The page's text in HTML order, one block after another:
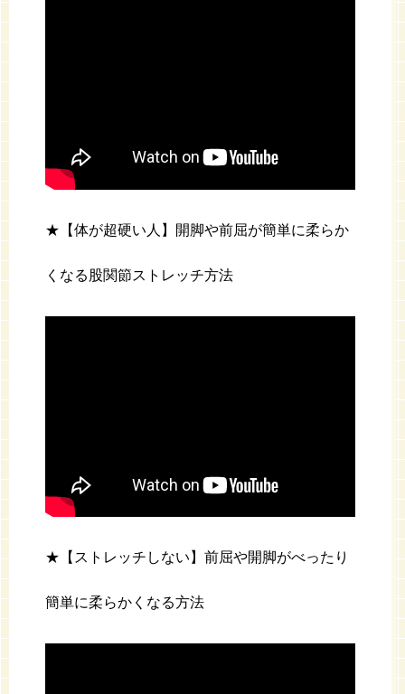
★【体が超硬い人】開脚や前屈が簡単に柔らか
くなる股関節ストレッチ方法
★【ストレッチしない】前屈や開脚がべったり
簡単に柔らかくなる方法